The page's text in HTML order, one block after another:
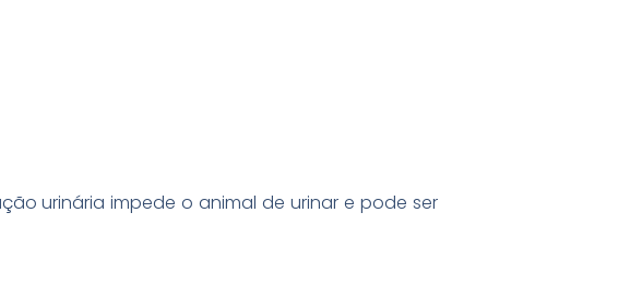
urinária impede o animal de urinar e pode ser